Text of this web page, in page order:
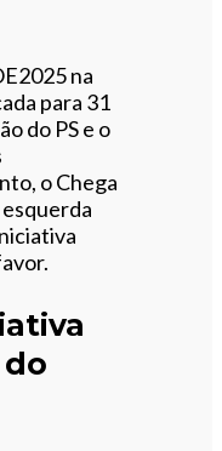
na
para 31
do PS e o
o Chega